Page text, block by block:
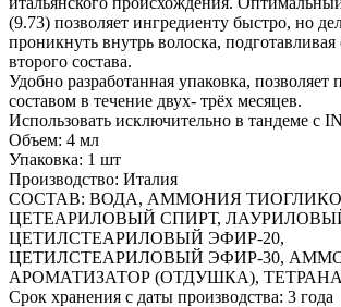
(9.73) позволяет ингредиенту быстро, но
проникнуть внутрь волоска,
второго состава.
Удобно разработанная упаковка, позволяет
составом в течение двух- трёх месяцев.
Использовать исключительно в тандеме с
Объем: 4 мл
Упаковка: 1 шт
Производство: Италия
СОСТАВ: ВОДА, АММОНИЯ
ЦЕТЕАРИЛОВЫЙ СПИРТ,
ЦЕТИЛСТЕАРИЛОВЫЙ ЭФИР-20,
ЦЕТИЛСТЕАРИЛОВЫЙ ЭФИР-30,
АРОМАТИЗАТОР (ОТДУШКА),
Срок хранения с даты производства: 3 года